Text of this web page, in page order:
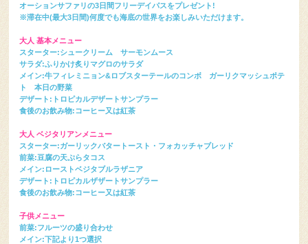
オーションサファリの3日間フリーデイパスをプレゼント!
※滞在中(最大3日間)何度でも海底の世界をお楽しみいただけます。
大人 基本メニュー
スターター:シュークリーム サーモンムース
サラダ:ふりかけ炙りマグロのサラダ
メイン:牛フィレミニョン&ロブスターテールのコンボ ガーリクマッシュポテ
ト 本日の野菜
デザート:トロピカルデザートサンプラー
食後のお飲み物:コーヒー又は紅茶
大人 ベジタリアンメニュー
スターター:ガーリックバタートースト・フォカッチャブレッド
前菜:豆腐の天ぷらタコス
メイン:ローストベジタブルラザニア
デザート:トロピカルザザートサンプラー
食後のお飲み物:コーヒー又は紅茶
子供メニュー
前菜:フルーツの盛り合わせ
メイン:下記より1つ選択